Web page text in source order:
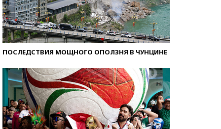
ПОСЛЕДСТВИЯ МОЩНОГО ОПОЛЗНЯ В ЧУНЦИНЕ